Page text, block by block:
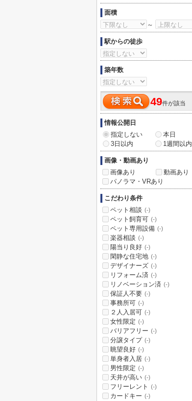
面積
～
駅からの徒歩
築年数
49件が該当
情報公開日
指定しない
本日
3日以内
1週間以内
画像・動画あり
画像あり
動画あり
パノラマ・VRあり
こだわり条件
ペット相談 (-)
ペット飼育可 (-)
ペット専用設備 (-)
楽器相談 (-)
陽当り良好 (-)
閑静な住宅地 (-)
デザイナーズ (-)
リフォーム済 (-)
リノベーション済 (-)
保証人不要 (-)
事務所可 (-)
２人入居可 (-)
女性限定 (-)
バリアフリー (-)
分譲タイプ (-)
眺望良好 (-)
単身者入居 (-)
男性限定 (-)
天井が高い (-)
フリーレント (-)
カードキー (-)